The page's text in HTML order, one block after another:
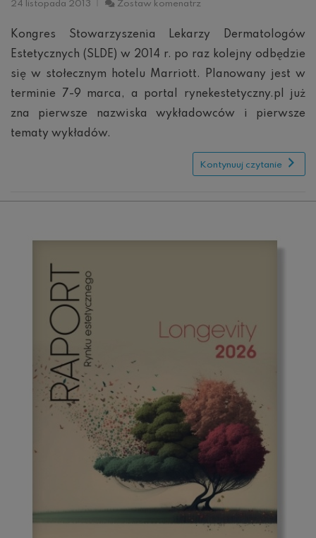
24 listopada 2013 Zostaw komenatrz
SLDE:
Znamy
pierwszych
wykładowców
tematy
Kongres Stowarzyszenia Lekarzy Dermatologów
Estetycznych (SLDE) w 2014 r. po raz kolejny odbędzie
się w stołecznym hotelu Marriott. Planowany jest w
terminie 7-9 marca, a portal rynekestetyczny.pl już
zna pierwsze nazwiska wykładowców i pierwsze
tematy wykładów.
Kontynuuj czytanie